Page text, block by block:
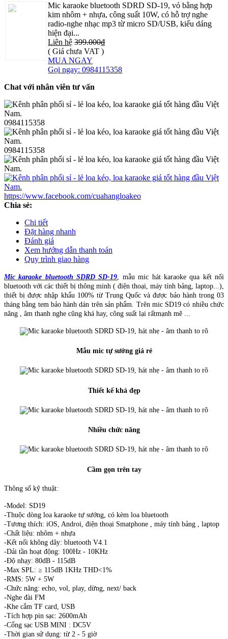
Mic karaoke bluetooth SDRD SD-19, vỏ bằng hợp
kim nhôm + nhựa, công suất 10W, có hỗ trợ nghe
radio-nghe nhạc mp3 từ micro SD/USB, kiểu dáng
hiện đại...
Liên hệ 399.000₫
( Giá chưa VAT )
MUA NGAY
Gọi ngay: 0984115358
Chat với nhân viên tư vấn
0984115358
0984115358
https://www.facebook.com/cuahangloakeo
Chia sẻ:
Chi tiết
Đặt hàng nhanh
Đánh giá
Xem hướng dẫn thanh toán
Quy trình giao hàng
Mic karaoke bluetooth SDRD SD-19 , mẫu mic hát karaoke qua kết nối
bluetooth với các thiết bị thông minh ( điện thoại, máy tính bảng, laptop...),
thiết bị được nhập khẩu 100% từ Trung Quốc và được bảo hành trong 03
tháng bằng tem bảo hành dán trên sản phẩm. Trên mic SD19 có nhiều chức
năng , âm thanh nghe cũng khá hay, công suất lại rấtmạnh mẽ ...
Mẫu mic tự sướng giá rẻ
Thiết kế khá đẹp
Nhiều chức năng
Cầm gọn trên tay
Thông số kỹ thuật:
-Model: SD19
-Thuộc dòng loa karaoke tự sướng, có kèm loa bluetooth
-Tương thích: iOS, Androi, điện thoại Smatphone , máy tính bảng , laptop
-Chất liệu: nhôm + nhựa
-Kết nối không dây: bluetooth V4.1
-Dải tần hoạt động: 100Hz - 10KHz
-Độ nhạy: 80dB - 115dB
-Max SPL: ≥ 115dB 1KHz THD<1%
-RMS: 5W + 5W
-Chức năng: echo, vol, play, dừng, next/ back
-Nghe đài FM
-Khe cắm TF card, USB
-Tích hợp pin sạc: 2600mAh
-Cổng sạc USB MINI : DC5V
-Thời gian sử dụng: từ 2 - 5 giờ